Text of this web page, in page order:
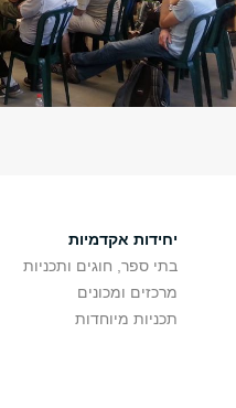
יחידות אקדמיות
בתי ספר, חוגים ותכניות
מרכזים ומכונים
תכניות מיוחדות